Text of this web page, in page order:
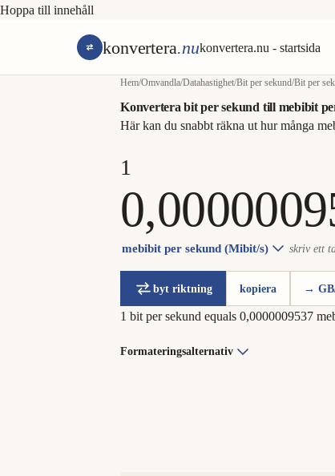
Hoppa till innehåll
konvertera.nukonvertera.nu - startsida
Hem/Omvandla/Datahastighet/Bit per sekund/Bit per
Konvertera bit per sekund till mebibit
Här kan du snabbt räkna ut hur många
mebibit per sekund (Mibit/s) skriv ett
byt riktning kopiera →
1 bit per sekund equals 0,0000009537
Formateringsalternativ